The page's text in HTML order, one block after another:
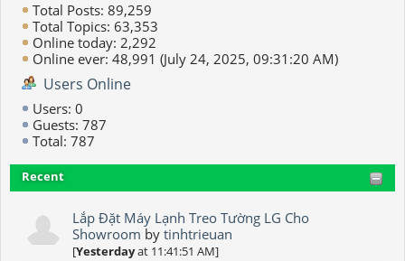
Total Posts: 89,259
Total Topics: 63,353
Online today: 2,292
Online ever: 48,991 (July 24, 2025, 09:31:20 AM)
Users Online
Users: 0
Guests: 787
Total: 787
Recent
Lắp Đặt Máy Lạnh Treo Tường LG Cho
Showroom bytinhtrieuan
[Yesterdayat 11:41:51 AM]